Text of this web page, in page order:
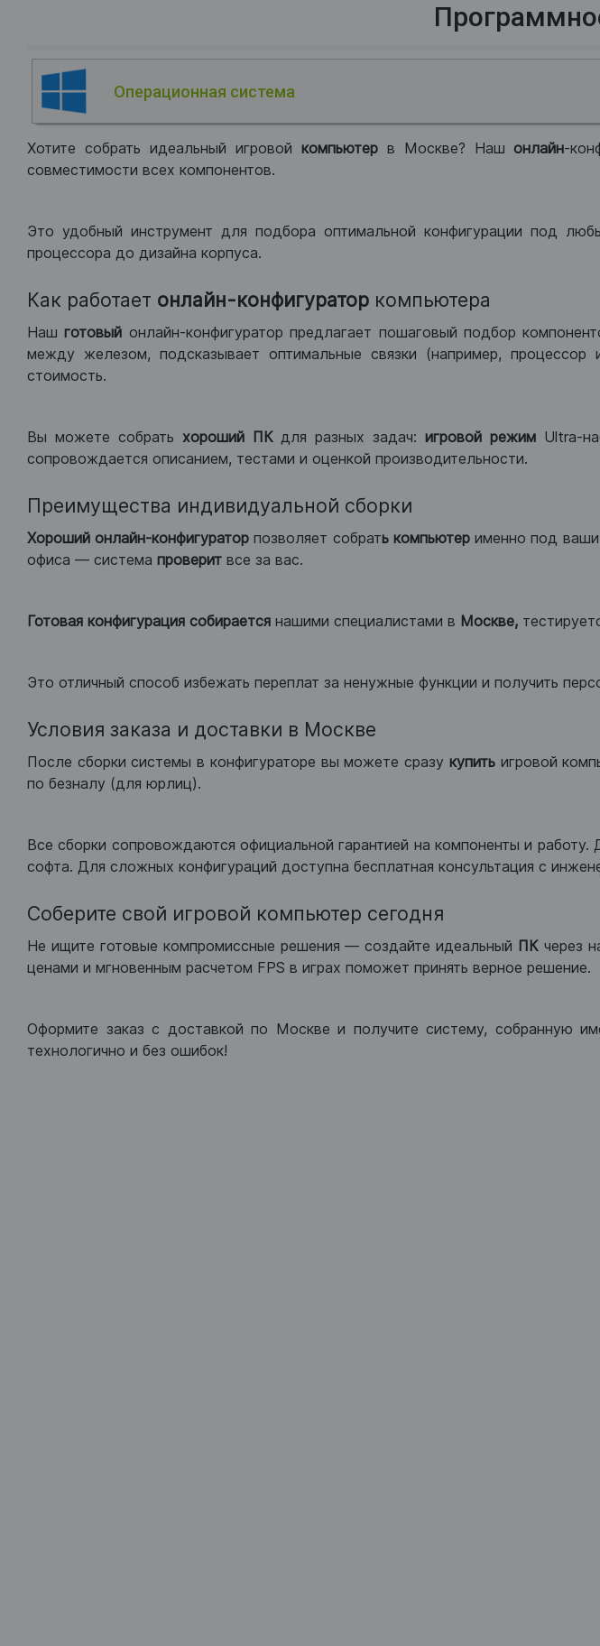
Операционная система
Хотите собрать идеальный игровой компьютер в Москве? Нашонлайн-
совместимости всех компонентов.
Это удобный инструмент для подбора оптимальной конфигурации под
процессора до дизайна корпуса.
Как работает онлайн-конфигуратор компьютера
Нашготовый онлайн-конфигуратор предлагает пошаговый подбор
между железом, подсказывает оптимальные связки (например,
стоимость.
Вы можете собрать хороший ПКдля разных задач:игровой режим Ultra-
сопровождается описанием, тестами и оценкой производительности.
Преимущества индивидуальной сборки
Хороший онлайн-конфигуратор позволяет собрать компьютерименно под
офиса — система проверит все за вас.
Готовая конфигурация собирается нашими специалистами в Москве,
Это отличный способ избежать переплат за ненужные функции и получить
Условия заказа и доставки в Москве
После сборки системы в конфигураторе вы можете сразу купитьигровой
по безналу (для юрлиц).
Все сборки сопровождаются официальной гарантией на компоненты и
софта. Для сложных конфигураций доступна бесплатная консультация с
Соберите свой игровой компьютер сегодня
Не ищите готовые компромиссные решения — создайте идеальный ПК через
ценами и мгновенным расчетом FPS в играх поможет принять верное решение.
Оформите заказ с доставкой по Москве и получите систему, собранную
технологично и без ошибок!